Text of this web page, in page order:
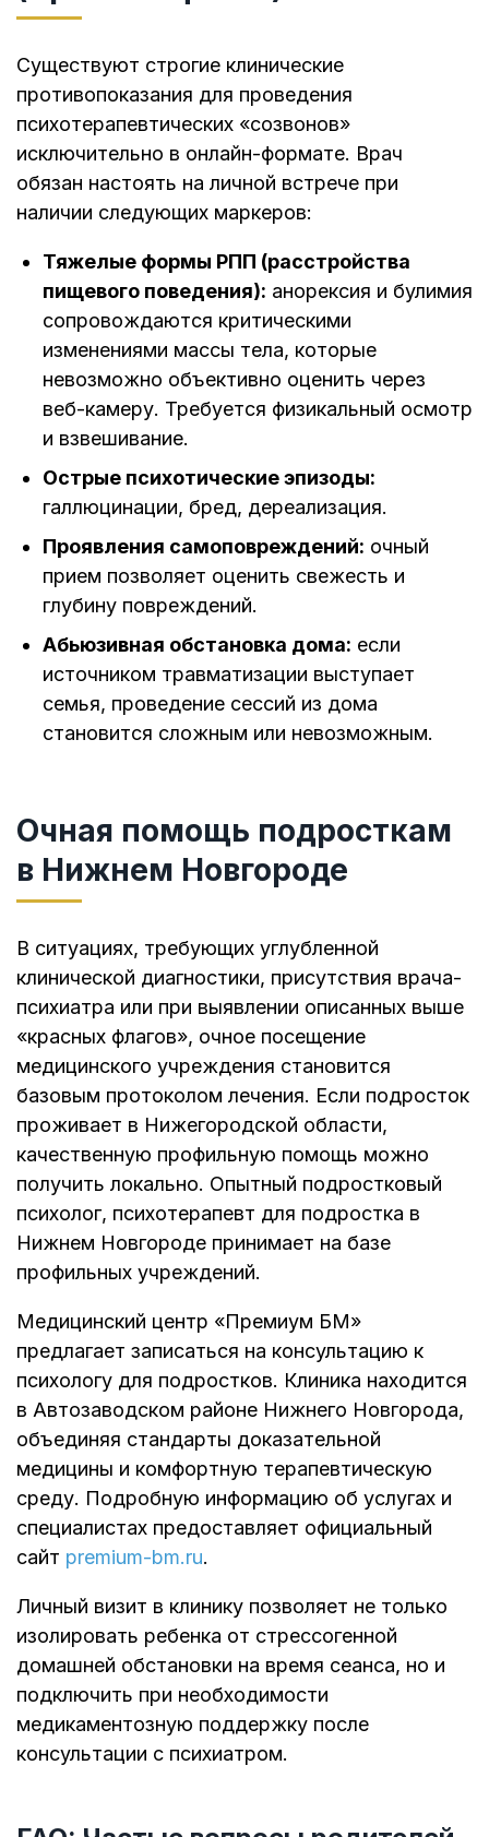
Существуют строгие клинические
противопоказания для проведения
психотерапевтических «созвонов»
исключительно в онлайн-формате. Врач
обязан настоять на личной встрече при
наличии следующих маркеров:
Тяжелые формы РПП (расстройства
пищевого поведения): анорексия и булимия
сопровождаются критическими
изменениями массы тела, которые
невозможно объективно оценить через
веб-камеру. Требуется физикальный осмотр
и взвешивание.
Острые психотические эпизоды:
галлюцинации, бред, дереализация.
Проявления самоповреждений: очный
прием позволяет оценить свежесть и
глубину повреждений.
Абьюзивная обстановка дома: если
источником травматизации выступает
семья, проведение сессий из дома
становится сложным или невозможным.
Очная помощь подросткам
в Нижнем Новгороде
В ситуациях, требующих углубленной
клинической диагностики, присутствия врача-
психиатра или при выявлении описанных выше
«красных флагов», очное посещение
медицинского учреждения становится
базовым протоколом лечения. Если подросток
проживает в Нижегородской области,
качественную профильную помощь можно
получить локально. Опытный подростковый
психолог, психотерапевт для подростка в
Нижнем Новгороде принимает на базе
профильных учреждений.
Медицинский центр «Премиум БМ»
предлагает записаться на консультацию к
психологу для подростков. Клиника находится
в Автозаводском районе Нижнего Новгорода,
объединяя стандарты доказательной
медицины и комфортную терапевтическую
среду. Подробную информацию об услугах и
специалистах предоставляет официальный
сайт premium-bm.ru.
Личный визит в клинику позволяет не только
изолировать ребенка от стрессогенной
домашней обстановки на время сеанса, но и
подключить при необходимости
медикаментозную поддержку после
консультации с психиатром.